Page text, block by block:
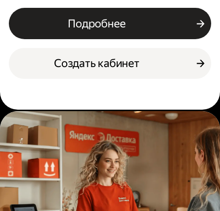
Подробнее
Создать кабинет